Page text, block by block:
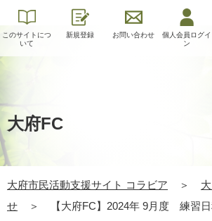
このサイトにつ
いて
新規登録 お問い合わせ
個人会員ログイ
ン
大府FC
大府市民活動支援サイト コラビア ＞
せ
＞ 【大府FC】2024年 9月度 練習